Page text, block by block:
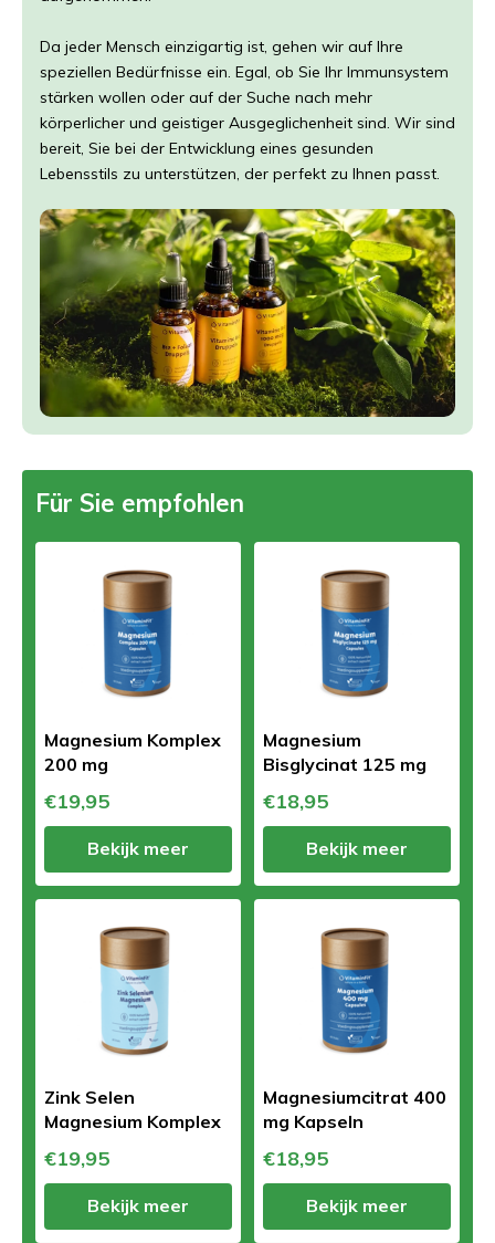
Da jeder Mensch einzigartig ist, gehen wir auf Ihre
speziellen Bedürfnisse ein. Egal, ob Sie Ihr Immunsystem
stärken wollen oder auf der Suche nach mehr
körperlicher und geistiger Ausgeglichenheit sind. Wir sind
bereit, Sie bei der Entwicklung eines gesunden
Lebensstils zu unterstützen, der perfekt zu Ihnen passt.
Für Sie empfohlen
Magnesium Komplex
200 mg
€19,95
Bekijk meer
Magnesium
Bisglycinat 125 mg
€18,95
Bekijk meer
Zink Selen
Magnesium Komplex
€19,95
Bekijk meer
Magnesiumcitrat 400
mg Kapseln
€18,95
Bekijk meer